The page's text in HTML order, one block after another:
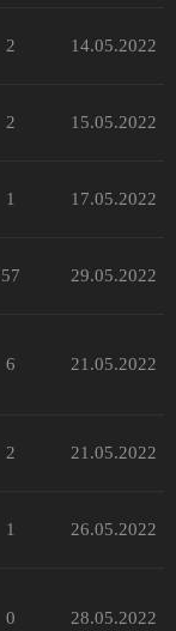
2 14.05.2022
2 15.05.2022
1 17.05.2022
57 29.05.2022
6 21.05.2022
2 21.05.2022
1 26.05.2022
0 28.05.2022